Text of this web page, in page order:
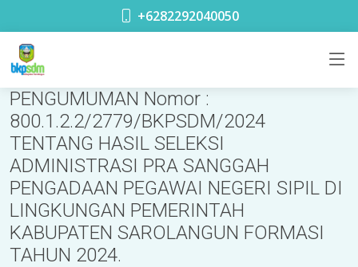
+6282292040050
PENGUMUMAN Nomor :
800.1.2.2/2779/BKPSDM/2024
TENTANG HASIL SELEKSI
ADMINISTRASI PRA SANGGAH
PENGADAAN PEGAWAI NEGERI SIPIL DI
LINGKUNGAN PEMERINTAH
KABUPATEN SAROLANGUN FORMASI
TAHUN 2024.